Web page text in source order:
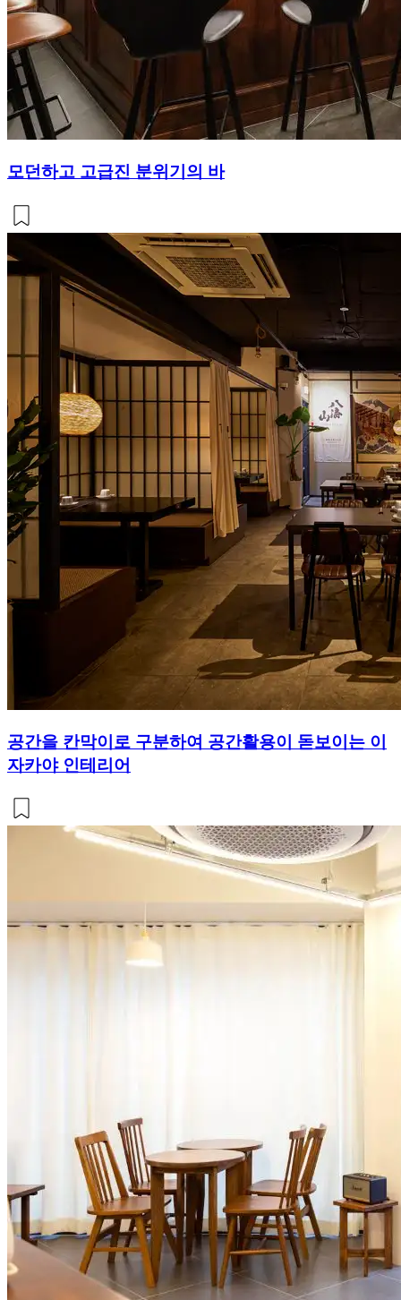
모던하고 고급진 분위기의 바
공간을 칸막이로 구분하여 공간활용이 돋보이는 이
자카야 인테리어